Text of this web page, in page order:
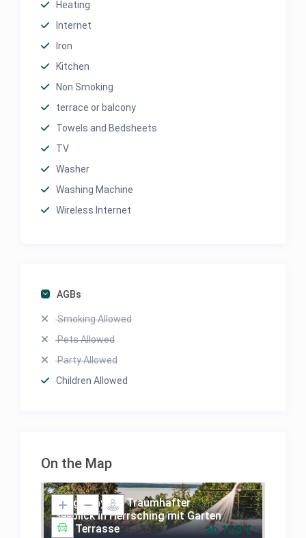
Heating
Internet
Iron
Kitchen
Non Smoking
terrace or balcony
Towels and Bedsheets
TV
Washer
Washing Machine
Wireless Internet
AGBs
Smoking Allowed
Pets Allowed
Party Allowed
Children Allowed
On the Map
Snug Stays 3: Traumhafter
Seeblick in Herrsching mit Garten
und Terrasse
ab 125 €